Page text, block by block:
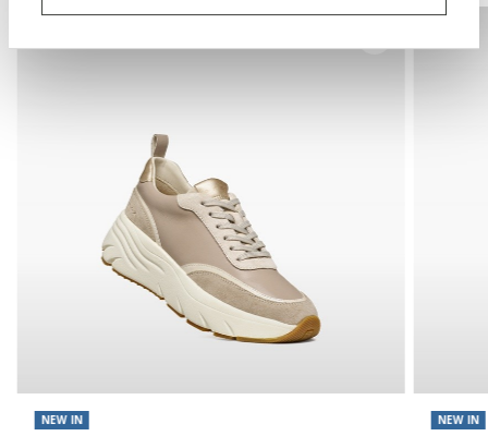
NEW IN NEW IN